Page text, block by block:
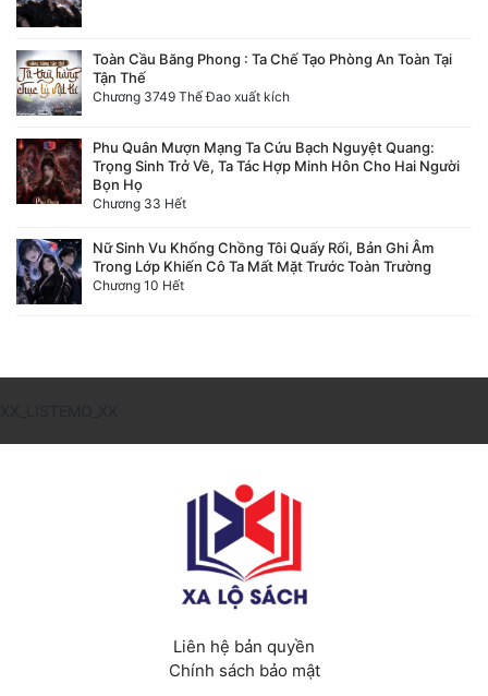
Toàn Cầu Băng Phong : Ta Chế Tạo Phòng An Toàn Tại
Tận Thế
Chương 3749 Thế Đao xuất kích
Phu Quân Mượn Mạng Ta Cứu Bạch Nguyệt Quang:
Trọng Sinh Trở Về, Ta Tác Hợp Minh Hôn Cho Hai Người
Bọn Họ
Chương 33 Hết
Nữ Sinh Vu Khống Chồng Tôi Quấy Rối, Bản Ghi Âm
Trong Lớp Khiến Cô Ta Mất Mặt Trước Toàn Trường
Chương 10 Hết
Liên hệ bản quyền
Chính sách bảo mật